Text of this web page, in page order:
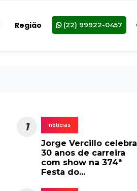
Região (22) 99922-0457
1 noticias
Jorge Vercillo celebra
30 anos de carreira
com show na 374ª
Festa do...